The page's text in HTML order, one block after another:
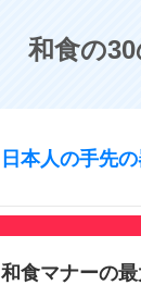
和食の
日本人の手先
和食マナーの最